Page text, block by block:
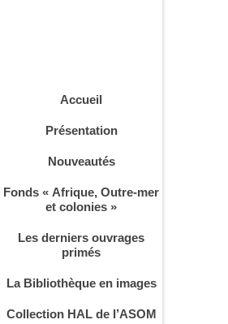
Accueil
Présentation
Nouveautés
Fonds « Afrique, Outre-mer
et colonies »
Les derniers ouvrages
primés
La Bibliothèque en images
Collection HAL de l’ASOM